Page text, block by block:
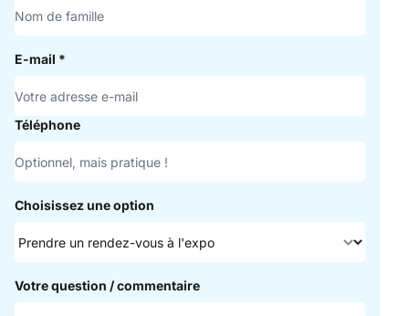
E-mail *
Téléphone
Choisissez une option
Votre question / commentaire